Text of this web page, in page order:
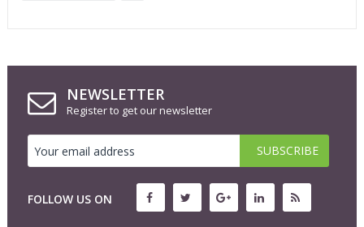
NEWSLETTER
Register to get our newsletter
FOLLOW US ON